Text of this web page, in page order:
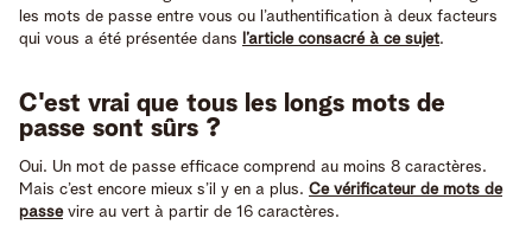
les mots de passe entre vous ou l’authentification à deux facteurs
qui vous a été présentée dans l’article consacré à ce sujet.
C'est vrai que tous les longs mots de
passe sont sûrs ?
Oui. Un mot de passe efficace comprend au moins 8 caractères.
Mais c’est encore mieux s’il y en a plus. Ce vérificateur de mots de
passevire au vert à partir de 16 caractères.